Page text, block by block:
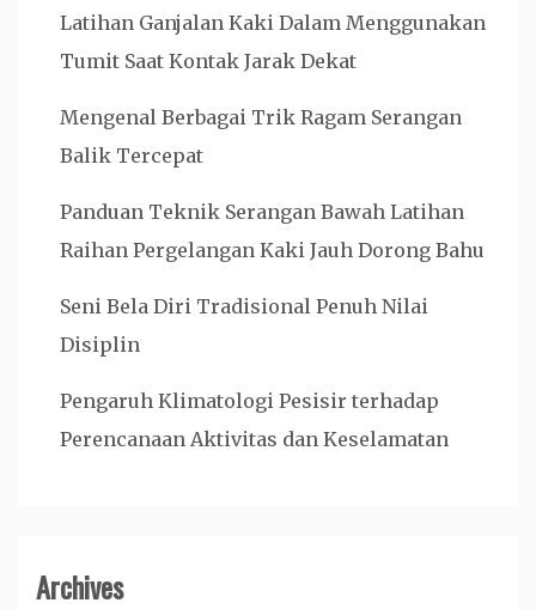
Latihan Ganjalan Kaki Dalam Menggunakan
Tumit Saat Kontak Jarak Dekat
Mengenal Berbagai Trik Ragam Serangan
Balik Tercepat
Panduan Teknik Serangan Bawah Latihan
Raihan Pergelangan Kaki Jauh Dorong Bahu
Seni Bela Diri Tradisional Penuh Nilai
Disiplin
Pengaruh Klimatologi Pesisir terhadap
Perencanaan Aktivitas dan Keselamatan
Archives